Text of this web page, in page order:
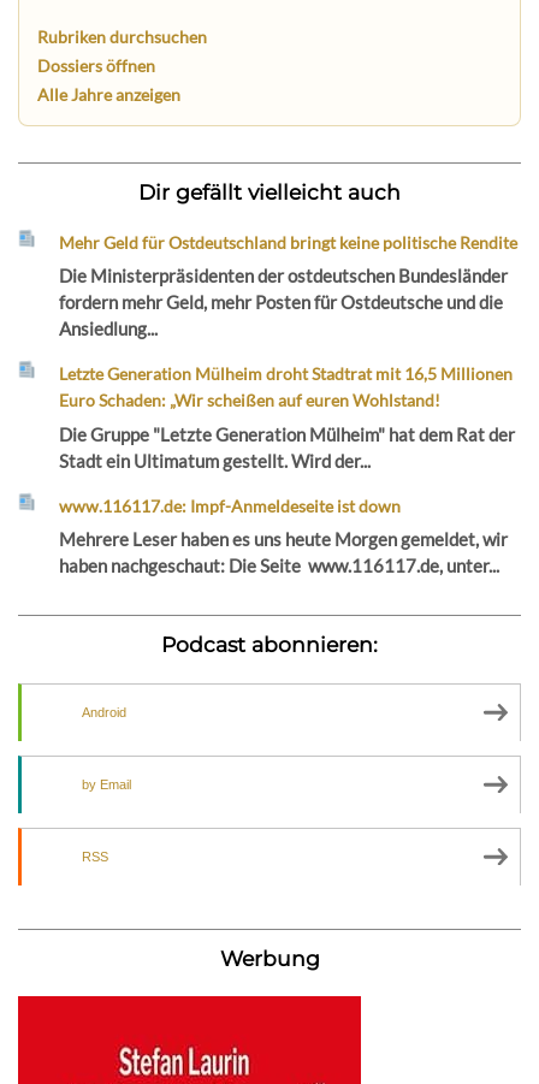
Rubriken durchsuchen
Dossiers öffnen
Alle Jahre anzeigen
Dir gefällt vielleicht auch
Mehr Geld für Ostdeutschland bringt keine politische Rendite
Die Ministerpräsidenten der ostdeutschen Bundesländer
fordern mehr Geld, mehr Posten für Ostdeutsche und die
Ansiedlung...
Letzte Generation Mülheim droht Stadtrat mit 16,5 Millionen
Euro Schaden: „Wir scheißen auf euren Wohlstand!
Die Gruppe "Letzte Generation Mülheim" hat dem Rat der
Stadt ein Ultimatum gestellt. Wird der...
www.116117.de: Impf-Anmeldeseite ist down
Mehrere Leser haben es uns heute Morgen gemeldet, wir
haben nachgeschaut: Die Seite www.116117.de, unter...
Podcast abonnieren:
Android
by Email
RSS
Werbung